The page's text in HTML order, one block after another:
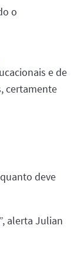
o
e de
certamente
deve
alerta Julian